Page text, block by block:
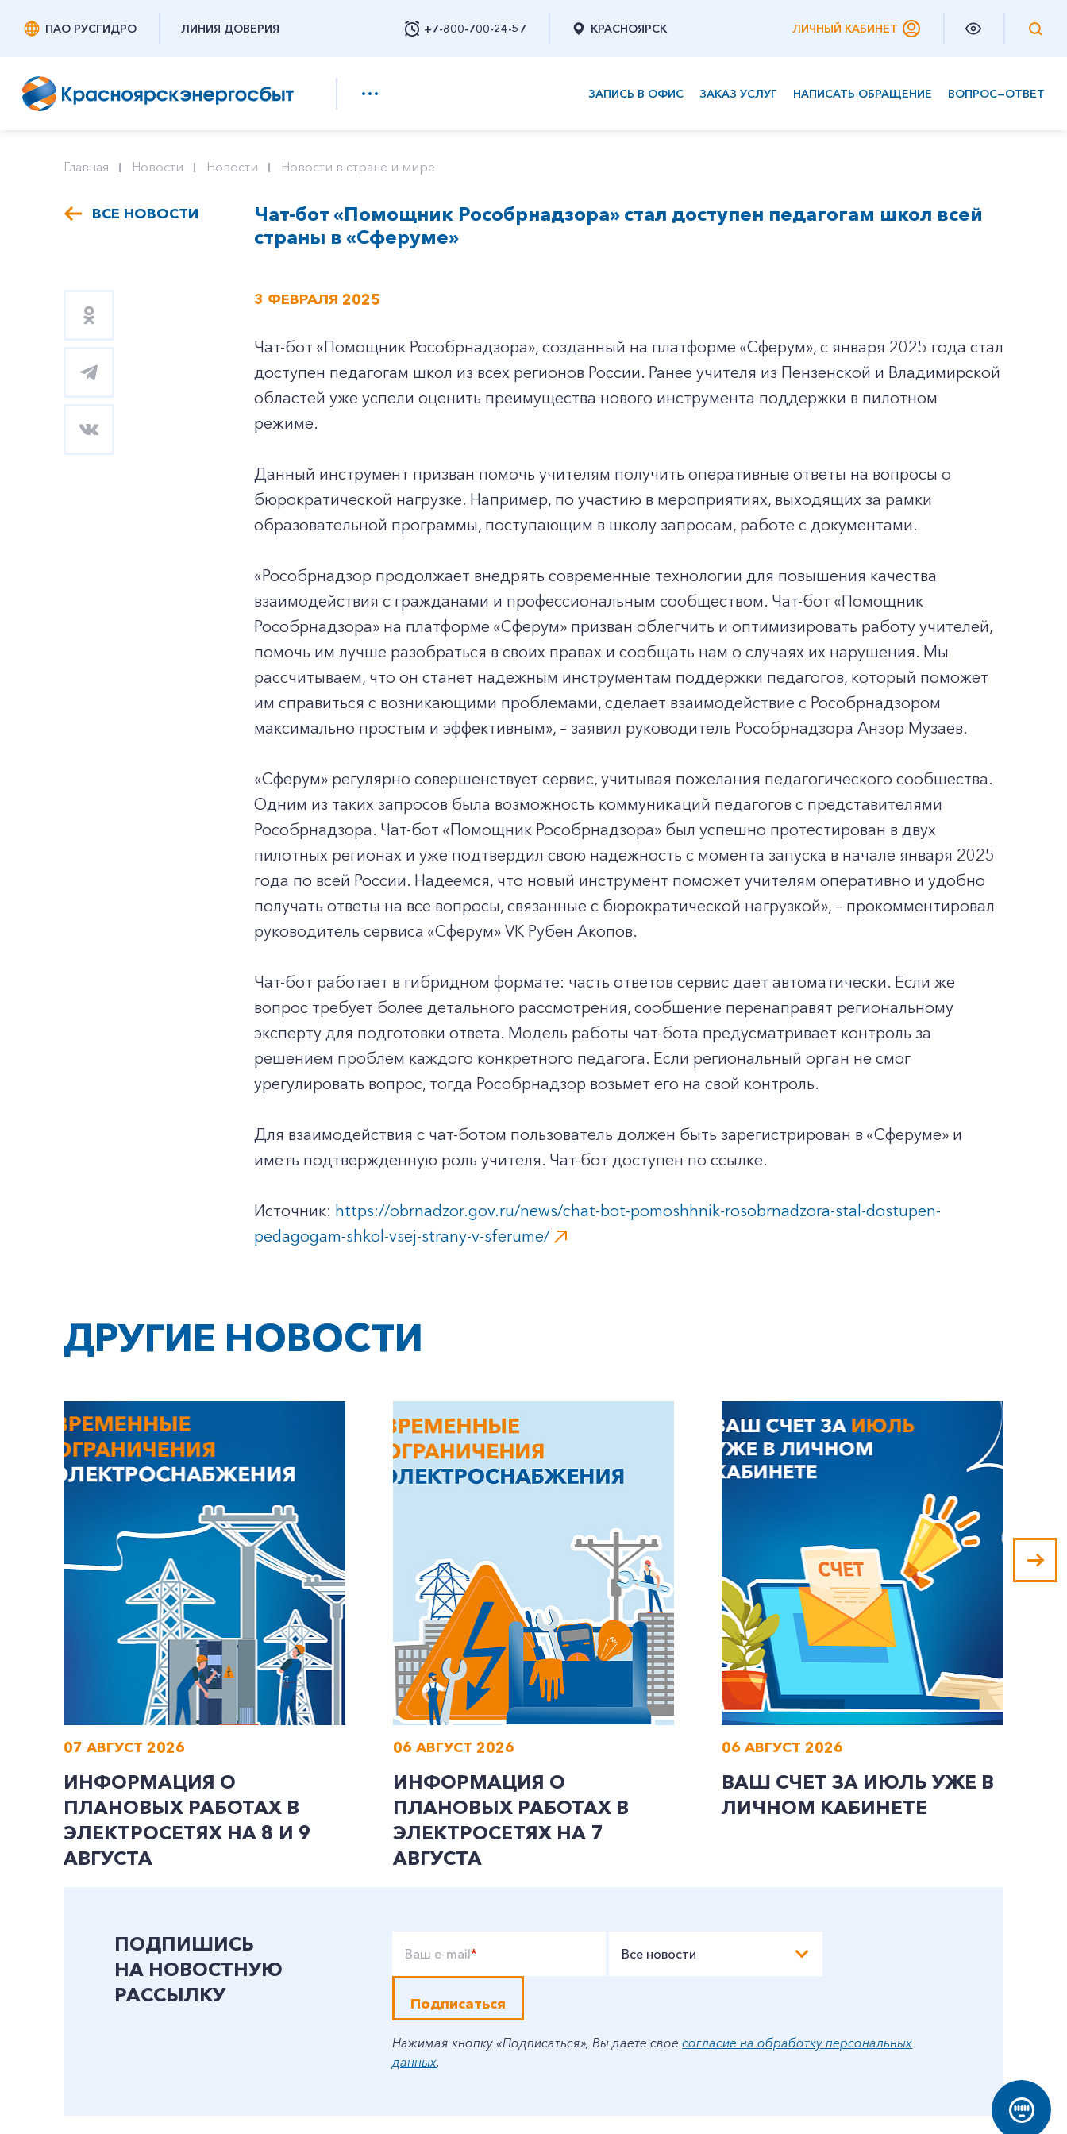
ПАО РУСГИДРО ЛИНИЯ ДОВЕРИЯ +7-800-700-24-57
Заказать обратный звонок
КРАСНОЯРСК ЛИЧНЫЙ КАБИНЕТ
ЗАПИСЬ В ОФИС ЗАКАЗ УСЛУГ НАПИСАТЬ ОБРАЩЕНИЕ ВОПРОС—ОТВЕТ
+7-800-700-24-57
Главная Новости Новости Новости в стране и мире
ВСЕ НОВОСТИ
Чат-бот «Помощник Рособрнадзора» стал доступен педагогам школ всей
страны в «Сферуме»
3 ФЕВРАЛЯ 2025
Чат-бот «Помощник Рособрнадзора», созданный на платформе «Сферум», с января 2025 года стал
доступен педагогам школ из всех регионов России. Ранее учителя из Пензенской и Владимирской
областей уже успели оценить преимущества нового инструмента поддержки в пилотном
режиме.
Данный инструмент призван помочь учителям получить оперативные ответы на вопросы о
бюрократической нагрузке. Например, по участию в мероприятиях, выходящих за рамки
образовательной программы, поступающим в школу запросам, работе с документами.
«Рособрнадзор продолжает внедрять современные технологии для повышения качества
взаимодействия с гражданами и профессиональным сообществом. Чат-бот «Помощник
Рособрнадзора» на платформе «Сферум» призван облегчить и оптимизировать работу учителей,
помочь им лучше разобраться в своих правах и сообщать нам о случаях их нарушения. Мы
рассчитываем, что он станет надежным инструментам поддержки педагогов, который поможет
им справиться с возникающими проблемами, сделает взаимодействие с Рособрнадзором
максимально простым и эффективным», – заявил руководитель Рособрнадзора Анзор Музаев.
«Сферум» регулярно совершенствует сервис, учитывая пожелания педагогического сообщества.
Одним из таких запросов была возможность коммуникаций педагогов с представителями
Рособрнадзора. Чат-бот «Помощник Рособрнадзора» был успешно протестирован в двух
пилотных регионах и уже подтвердил свою надежность с момента запуска в начале января 2025
года по всей России. Надеемся, что новый инструмент поможет учителям оперативно и удобно
получать ответы на все вопросы, связанные с бюрократической нагрузкой», – прокомментировал
руководитель сервиса «Сферум» VK Рубен Акопов.
Чат-бот работает в гибридном формате: часть ответов сервис дает автоматически. Если же
вопрос требует более детального рассмотрения, сообщение перенаправят региональному
эксперту для подготовки ответа. Модель работы чат-бота предусматривает контроль за
решением проблем каждого конкретного педагога. Если региональный орган не смог
урегулировать вопрос, тогда Рособрнадзор возьмет его на свой контроль.
Для взаимодействия с чат-ботом пользователь должен быть зарегистрирован в «Сферуме» и
иметь подтвержденную роль учителя. Чат-бот доступен по ссылке.
Источник: https://obrnadzor.gov.ru/news/chat-bot-pomoshhnik-rosobrnadzora-stal-dostupen-
pedagogam-shkol-vsej-strany-v-sferume/
ДРУГИЕ НОВОСТИ
07 АВГУСТ 2026
ИНФОРМАЦИЯ О
ПЛАНОВЫХ РАБОТАХ В
ЭЛЕКТРОСЕТЯХ НА 8 И 9
АВГУСТА
06 АВГУСТ 2026
ИНФОРМАЦИЯ О
ПЛАНОВЫХ РАБОТАХ В
ЭЛЕКТРОСЕТЯХ НА 7
АВГУСТА
06 АВГУСТ 2026
ВАШ СЧЕТ ЗА ИЮЛЬ УЖЕ В
ЛИЧНОМ КАБИНЕТЕ
ПОДПИШИСЬ
НА НОВОСТНУЮ
РАССЫЛКУ
Ваш e-mail* Все новости
Подписаться
Нажимая кнопку «Подписаться», Вы даете своесогласие на обработку персональных
данных.